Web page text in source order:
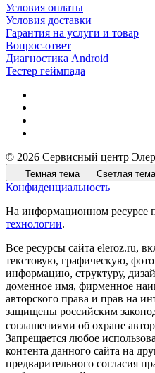
Условия оплаты
Условия доставки
Гарантия на услуги и товар
Вопрос-ответ
Диагностика Android
Тестер геймпада
© 2026 Сервисный центр
Темная тема Светлая тема
Конфиденциальность
На информационном ресурсе
технологии.
Все ресурсы сайта eleroz.ru,
текстовую, графическую,
информацию, структуру,
доменное имя, фирменное
авторского права и прав на
защищены российским
соглашениями об охране
Запрещается любое
контента данного сайта на
предварительного согласия